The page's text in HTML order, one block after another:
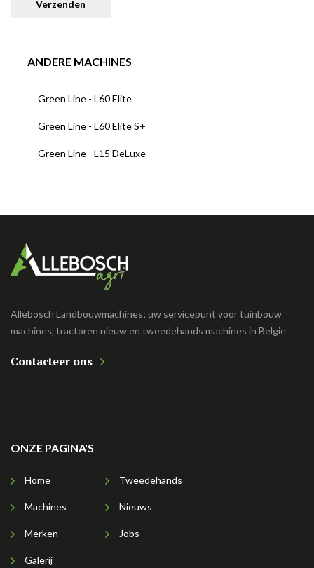
ANDERE MACHINES
Green Line - L60 Elite
Green Line - L60 Elite S+
Green Line - L15 DeLuxe
Allebosch Landbouwmachines; uw servicepunt voor tuinbouw
machines, tractoren nieuw en tweedehands machines in Belgie
Contacteer ons
ONZE PAGINA'S
Home
Machines
Merken
Galerij
Tweedehands
Nieuws
Jobs